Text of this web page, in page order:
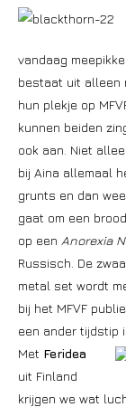
vandaag
bestaat uit alleen
hun plekje op
kunnen beiden
ook aan. Niet
bij Aina allemaal
grunts en dan
gaat om een
op een Anorexia
Russisch. De
metal set wordt
bij het MFVF
een ander tijdstip
Met Feridea
uit Finland
krijgen we wat